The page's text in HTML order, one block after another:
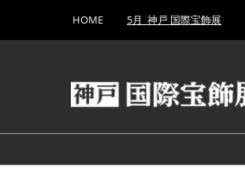
キ
し
て
to
HOME 5月_神戸 国際宝飾展